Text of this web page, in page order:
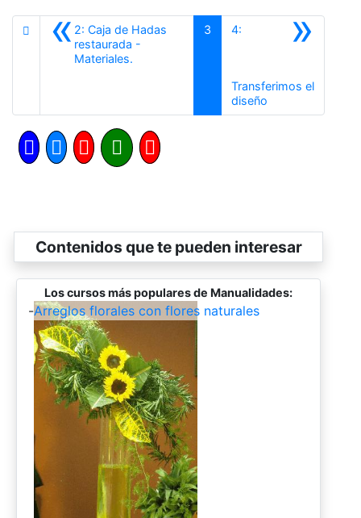
«2: Caja de Hadas
restaurada -
Materiales.
3 »
4:
Transferimos el
diseñoSiguiente
Contenidos que te pueden interesar
Los cursos más populares de Manualidades:
-Arreglos florales con flores naturales